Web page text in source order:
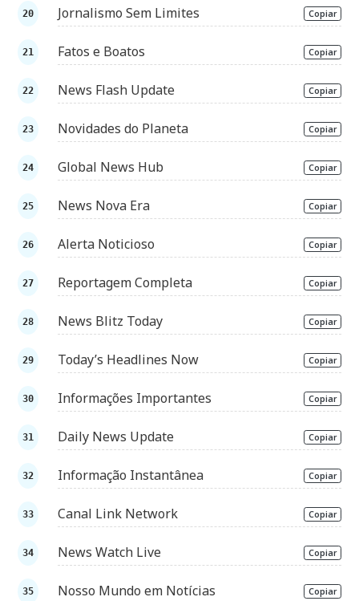
Jornalismo Sem Limites Copiar
Fatos e Boatos Copiar
News Flash Update Copiar
Novidades do Planeta Copiar
Global News Hub Copiar
News Nova Era Copiar
Alerta Noticioso Copiar
Reportagem Completa Copiar
News Blitz Today Copiar
Today’s Headlines Now Copiar
Informações Importantes Copiar
Daily News Update Copiar
Informação Instantânea Copiar
Canal Link Network Copiar
News Watch Live Copiar
Nosso Mundo em Notícias Copiar